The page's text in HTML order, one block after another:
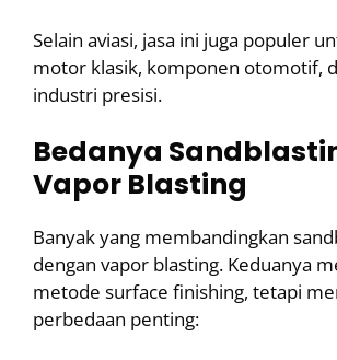
Selain aviasi, jasa ini juga populer
motor klasik, komponen otomotif,
industri presisi.
Bedanya
Vapor Blasting
Banyak yang membandingkan
dengan vapor blasting. Keduanya
metode surface finishing, tetapi
perbedaan penting: